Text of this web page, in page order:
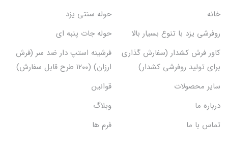
خانه
حوله سنتی یزد
روفرشی یزد با تنوع بسیار بالا
حوله جات پنبه ای
کاور فرش کشدار (سفارش گذاری
برای تولید روفرشی کشدار)
فرشینه استپ دار ضد سر (فرش
ارزان) (۱۲۰۰ طرح قابل سفارش)
سایر محصولات
قوانین
درباره ما
وبلاگ
تماس با ما
فرم ها